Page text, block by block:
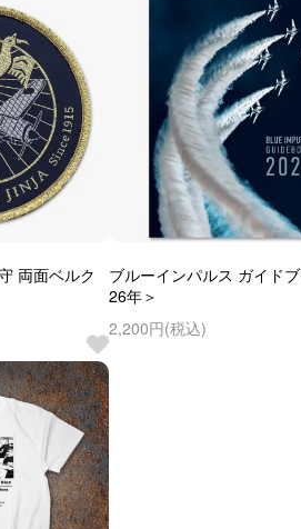
両面ベルク
ブルーインパルス ガイド
26年＞
2,200円(税込)